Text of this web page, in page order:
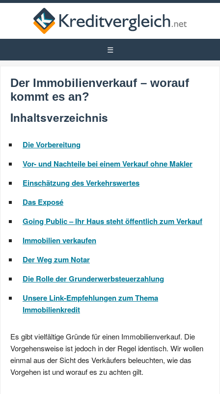
Der Immobilienverkauf – worauf
kommt es an?
Inhaltsverzeichnis
Die Vorbereitung
Vor- und Nachteile bei einem Verkauf ohne Makler
Einschätzung des Verkehrswertes
Das Exposé
Going Public – Ihr Haus steht öffentlich zum Verkauf
Immobilien verkaufen
Der Weg zum Notar
Die Rolle der Grunderwerbsteuerzahlung
Unsere Link-Empfehlungen zum Thema
Immobilienkredit
Es gibt vielfältige Gründe für einen Immobilienverkauf. Die
Vorgehensweise ist jedoch in der Regel identisch. Wir wollen
einmal aus der Sicht des Verkäufers beleuchten, wie das
Vorgehen ist und worauf es zu achten gilt.